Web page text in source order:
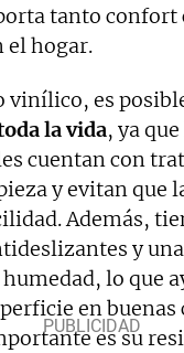
tanto confort
el hogar.
vinílico, es
la vida, ya
cuentan con
y evitan que
Además,
y
lo que
en buenas
es su